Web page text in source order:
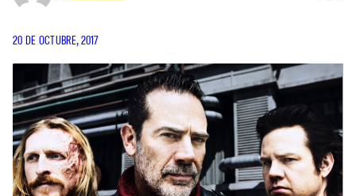
20 DE OCTUBRE, 2017